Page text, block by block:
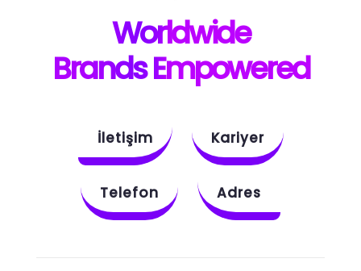
Worldwide
Brands Empowered
İletişim Kariyer
Telefon Adres